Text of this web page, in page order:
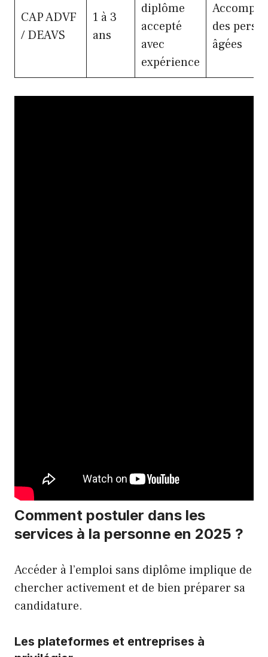
CAP ADVF
/ DEAVS
1 à 3
ans
diplôme
accepté
avec
expérience
des
âgées
Comment postuler dans les
services à la personne en 2025 ?
Accéder à l’emploi sans diplôme implique de
chercher activement et de bien préparer sa
candidature.
Les plateformes et entreprises à